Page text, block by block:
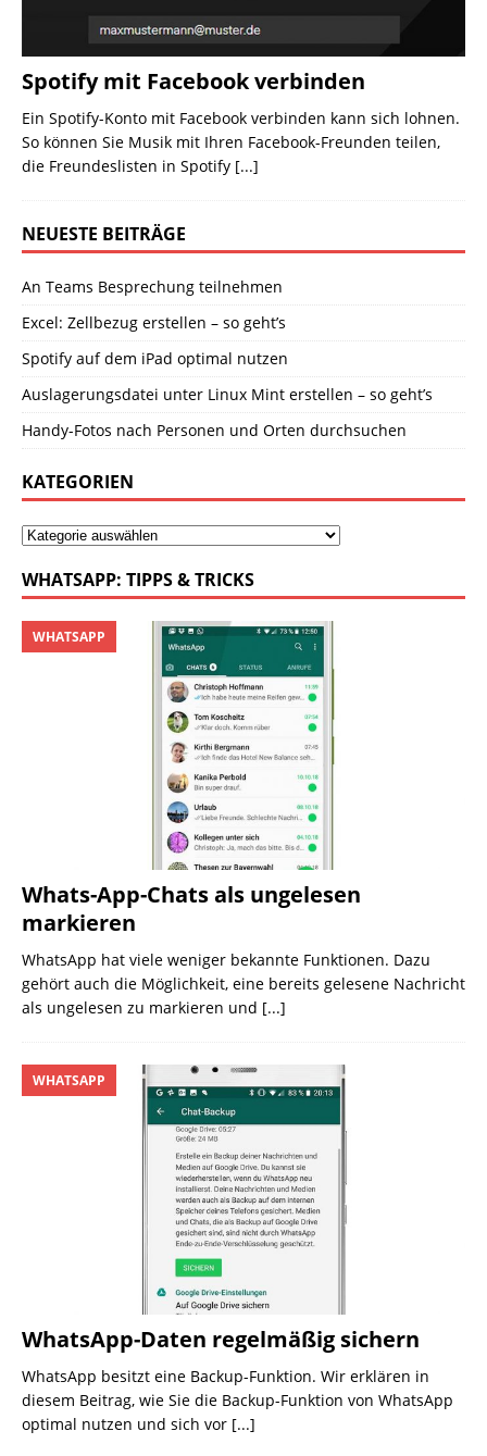
Spotify mit Facebook verbinden
Ein Spotify-Konto mit Facebook verbinden kann sich lohnen.
So können Sie Musik mit Ihren Facebook-Freunden teilen,
die Freundeslisten in Spotify [...]
NEUESTE BEITRÄGE
An Teams Besprechung teilnehmen
Excel: Zellbezug erstellen – so geht’s
Spotify auf dem iPad optimal nutzen
Auslagerungsdatei unter Linux Mint erstellen – so geht’s
Handy-Fotos nach Personen und Orten durchsuchen
KATEGORIEN
WHATSAPP: TIPPS & TRICKS
Whats-App-Chats als ungelesen
markieren
WHATSAPP
WhatsApp hat viele weniger bekannte Funktionen. Dazu
gehört auch die Möglichkeit, eine bereits gelesene Nachricht
als ungelesen zu markieren und [...]
WhatsApp-Daten regelmäßig sichern
WHATSAPP
WhatsApp besitzt eine Backup-Funktion. Wir erklären in
diesem Beitrag, wie Sie die Backup-Funktion von WhatsApp
optimal nutzen und sich vor [...]